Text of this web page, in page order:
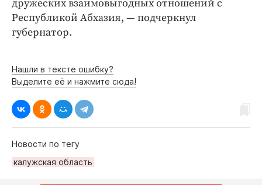
дружеских взаимовыгодных отношений с
Республикой Абхазия, — подчеркнул
губернатор.
Нашли в тексте ошибку?
Выделите её и нажмите сюда!
Новости по тегу
калужская область